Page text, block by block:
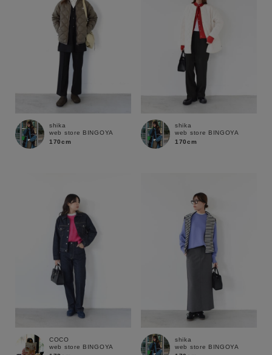
shika
web store BINGOYA
170cm
shika
web store BINGOYA
170cm
COCO
web store BINGOYA
shika
web store BINGOYA